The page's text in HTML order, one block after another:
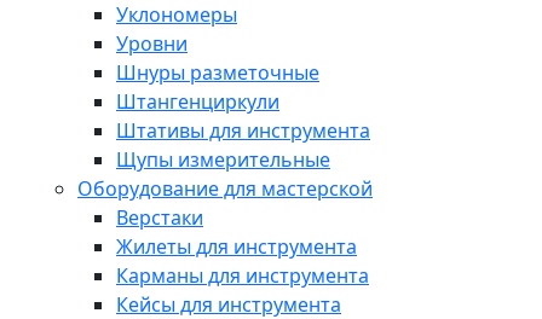
Уклономеры
Уровни
Шнуры разметочные
Штангенциркули
Штативы для инструмента
Щупы измерительные
Оборудование для мастерской
Верстаки
Жилеты для инструмента
Карманы для инструмента
Кейсы для инструмента